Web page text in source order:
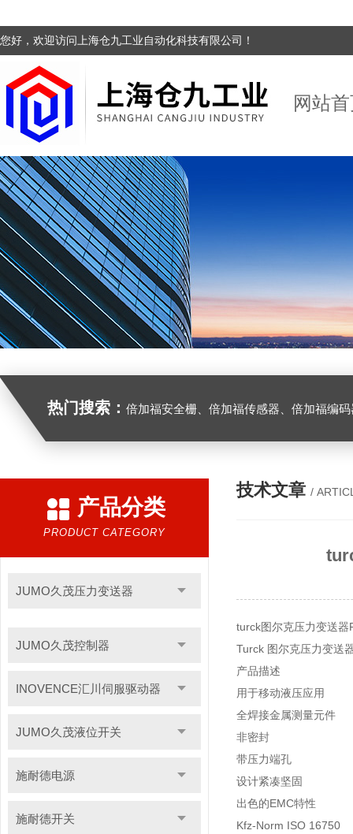
您好，欢迎访问上海仓九工业自动化科技有限公司！
网站
热门搜索： 倍加福安全栅、倍加福传感器、倍加福编码器、倍加福超声波传感器、松下伺服驱动器、松下伺
产品分类
PRODUCT CATEGORY
JUMO久茂压力变送器
JUMO久茂控制器
INOVENCE汇川伺服驱动器
JUMO久茂液位开关
施耐德电源
施耐德开关
技术文章 /
turck图尔克压力变送
Turck 图尔克压力变送
产品描述
用于移动液压应用
全焊接金属测量元件
非密封
带压力端孔
设计紧凑坚固
出色的EMC特性
Kfz-Norm ISO 16750